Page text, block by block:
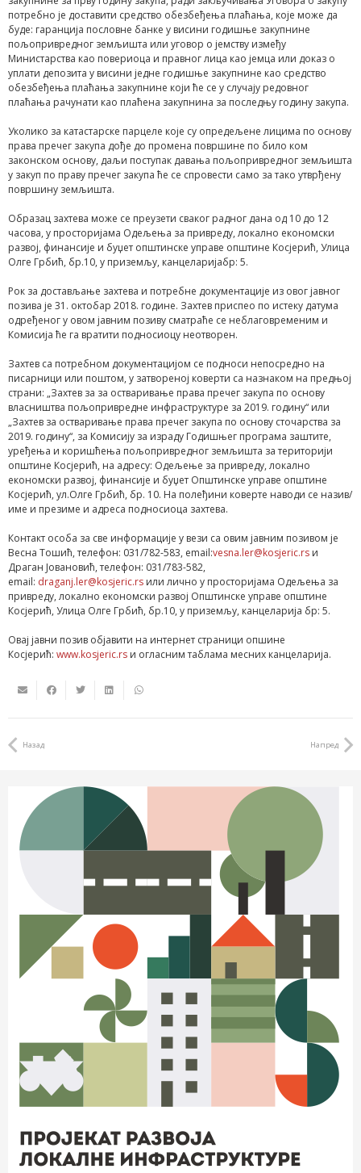
потребно је доставити средство обезбеђења плаћања, које може да
буде: гаранција пословне банке у висини годишње закупнине
пољопривредног земљишта или уговор о јемству између
Министарства као повериоца и правног лица као јемца или доказ о
уплати депозита у висини једне годишње закупнине као средство
обезбеђења плаћања закупнине који ће се у случају редовног
плаћања рачунати као плаћена закупнина за последњу годину закупа.
Уколико за катастарске парцеле које су опредељене лицима по основу
права пречег закупа дође до промена површине по било ком
законском основу, даљи поступак давања пољопривредног земљишта
у закуп по праву пречег закупа ће се спровести само за тако утврђену
површину земљишта.
Образац захтева може се преузети сваког радног дана од 10 до 12
часова, у просторијама Одељења за привреду, локално економски
развој, финансије и буџет општинске управе општине Косјерић, Улица
Олге Грбић, бр.10, у приземљу, канцеларијабр: 5.
Рок за достављање захтева и потребне документације из овог јавног
позива је 31. октобар 2018. године. Захтев приспео по истеку датума
одређеног у овом јавним позиву сматраће се неблаговременим и
Комисија ће га вратити подносиоцу неотворен.
Захтев са потребном документацијом се подноси непосредно на
писарници или поштом, у затвореној коверти са назнаком на предњој
страни: „Захтев за за остваривање права пречег закупа по основу
власништва пољопривредне инфраструктуре за 2019. годину“ или
„Захтев за остваривање права пречег закупа по основу сточарства за
2019. годину“, за Комисију за израду Годишњег програма заштите,
уређења и коришћења пољопривредног земљишта за територији
општине Косјерић, на адресу: Одељење за привреду, локално
економски развој, финансије и буџет Општинске управе општине
Косјерић, ул.Олге Грбић, бр. 10. На полеђини коверте наводи се назив/
име и презиме и адреса подносиоца захтева.
Контакт особа за све информације у вези са овим јавним позивом је
Весна Тошић, телефон: 031/782-583, email:vesna.ler@kosjeric.rs и
Драган Јовановић, телефон: 031/783-582,
email: draganj.ler@kosjeric.rs или лично у просторијама Одељења за
привреду, локално економски развој Општинске управе општине
Косјерић, Улица Олге Грбић, бр.10, у приземљу, канцеларија бр: 5.
Овај јавни позив објавити на интернет страници опшине
Косјерић: www.kosjeric.rs и огласним таблама месних канцеларија.
Назад Напред